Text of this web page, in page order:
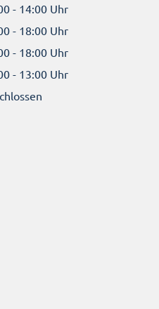
- 14:00 Uhr
- 18:00 Uhr
- 18:00 Uhr
- 13:00 Uhr